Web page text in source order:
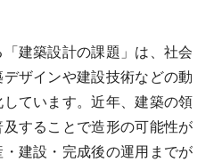
建築設計の課題」は、社会
ザインや建設技術などの動
ています。近年、建築の領
することで造形の可能性が
建設・完成後の運用までが